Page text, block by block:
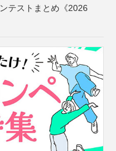
テストまとめ《2026